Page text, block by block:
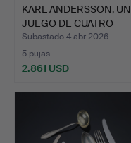
KARL ANDERSSON, UN
JUEGO DE CUATRO
PLATOS …
Subastado 4 abr 2026
5 pujas
2.861 USD